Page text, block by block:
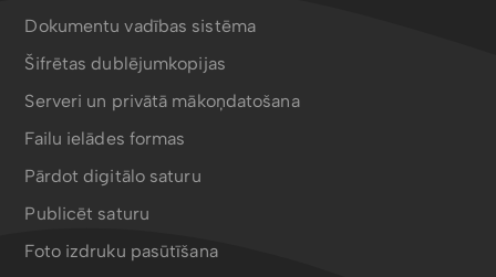
Dokumentu vadības sistēma
Šifrētas dublējumkopijas
Serveri un privātā mākoņdatošana
Failu ielādes formas
Pārdot digitālo saturu
Publicēt saturu
Foto izdruku pasūtīšana